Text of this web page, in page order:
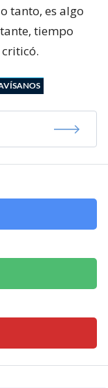
tanto, es algo
tiempo